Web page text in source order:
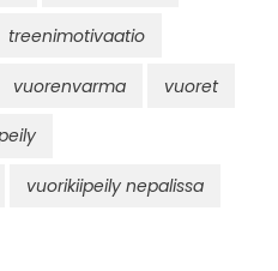
treenimotivaatio
vuorenvarma vuoret
vuorikiipeily nepalissa